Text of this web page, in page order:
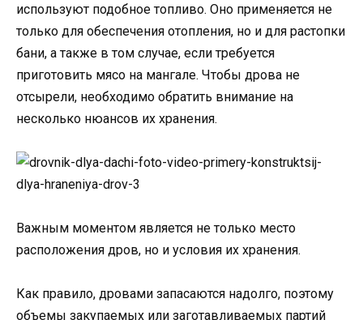
используют подобное топливо. Оно применяется не
только для обеспечения отопления, но и для растопки
бани, а также в том случае, если требуется
приготовить мясо на мангале. Чтобы дрова не
отсырели, необходимо обратить внимание на
несколько нюансов их хранения.
Важным моментом является не только место
расположения дров, но и условия их хранения.
Как правило, дровами запасаются надолго, поэтому
объемы закупаемых или заготавливаемых партий